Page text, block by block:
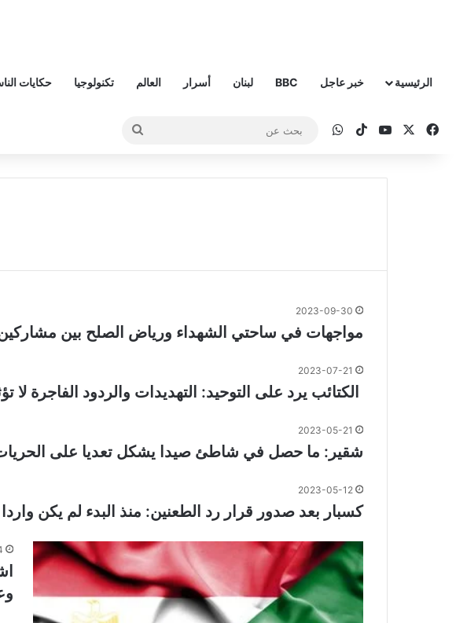
الرئيسية خبر عاجل BBC لبنان أسرار العالم تكنولوجيا حكايات
فيسبوك ‫YouTube
‫TikTokواتساب
بحث
2023-09-30
مواجهات في ساحتي الشهداء ورياض الصلح بين
2023-07-21
الكتائب يرد على التوحيد: التهديدات والردود الفاجرة
2023-05-21
شقير: ما حصل في شاطئ صيدا يشكل تعديا على
2023-05-12
كسبار بعد صدور قرار رد الطعنين: منذ البدء لم يكن